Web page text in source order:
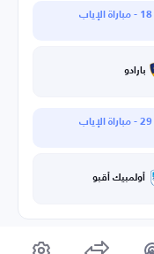
بارادو
أولمبيك أقبو